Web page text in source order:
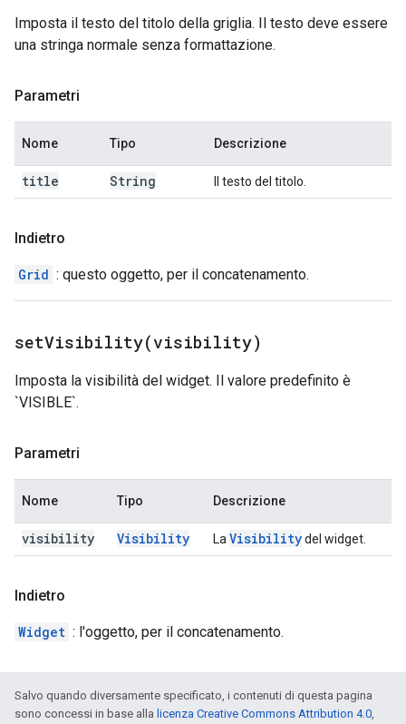
Imposta il testo del titolo della griglia. Il testo deve essere
una stringa normale senza formattazione.
Parametri
Nome Tipo Descrizione
title String Il testo del titolo.
Indietro
Grid : questo oggetto, per il concatenamento.
setVisibility(visibility)
Imposta la visibilità del widget. Il valore predefinito è
`VISIBLE`.
Parametri
Nome Tipo Descrizione
visibility Visibility La Visibilitydel widget.
Indietro
Widget : l'oggetto, per il concatenamento.
Salvo quando diversamente specificato, i contenuti di questa pagina
sono concessi in base alla licenza Creative Commons Attribution 4.0,